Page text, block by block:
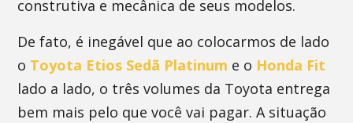
construtiva e mecânica de seus modelos.
De fato, é inegável que ao colocarmos de lado
o Toyota Etios Sedã Platinum e o Honda Fit
lado a lado, o três volumes da Toyota entrega
bem mais pelo que você vai pagar. A situação